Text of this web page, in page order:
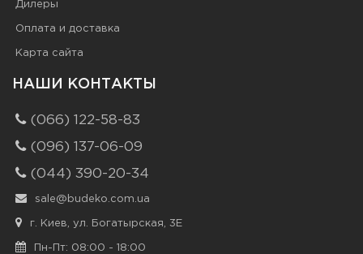
Дилеры
Оплата и доставка
Карта сайта
НАШИ КОНТАКТЫ
(066) 122-58-83
(096) 137-06-09
(044) 390-20-34
sale@budeko.com.ua
г. Киев, ул. Богатырская, 3Е
Пн-Пт: 08:00 - 18:00